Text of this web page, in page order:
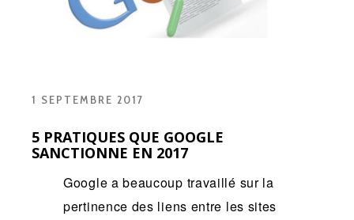
1 SEPTEMBRE 2017
5 PRATIQUES QUE GOOGLE
SANCTIONNE EN 2017
Google a beaucoup travaillé sur la
pertinence des liens entre les sites